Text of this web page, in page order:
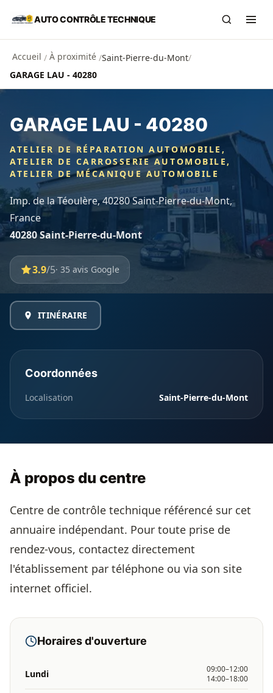
Aller au contenu principal
AUTO CONTRÔLE TECHNIQUE
Accueil / À proximité /Saint-Pierre-du-Mont/
GARAGE LAU - 40280
GARAGE LAU - 40280
ATELIER DE RÉPARATION AUTOMOBILE,
ATELIER DE CARROSSERIE AUTOMOBILE,
ATELIER DE MÉCANIQUE AUTOMOBILE
Imp. de la Téoulère, 40280 Saint-Pierre-du-Mont,
France
40280 Saint-Pierre-du-Mont
3.9/5· 35 avis Google
ITINÉRAIRE
Coordonnées
Localisation Saint-Pierre-du-Mont
À propos du centre
Centre de contrôle technique référencé sur cet
annuaire indépendant. Pour toute prise de
rendez-vous, contactez directement
l'établissement par téléphone ou via son site
internet officiel.
Horaires d'ouverture
Lundi
09:00–12:00
14:00–18:00